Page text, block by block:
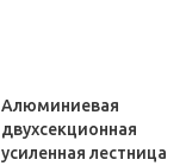
Алюминиевая
двухсекционная
усиленная лестница